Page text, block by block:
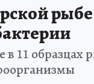
в 11